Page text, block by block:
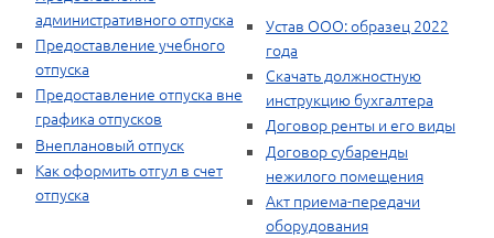
административного отпуска
Предоставление учебного
отпуска
Предоставление отпуска вне
графика отпусков
Внеплановый отпуск
Как оформить отгул в счет
отпуска
Устав ООО: образец 2022
года
Скачать должностную
инструкцию бухгалтера
Договор ренты и его виды
Договор субаренды
нежилого помещения
Акт приема-передачи
оборудования